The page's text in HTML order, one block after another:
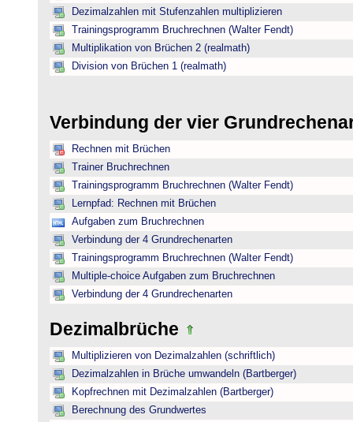
Dezimalzahlen mit Stufenzahlen multiplizieren
Trainingsprogramm Bruchrechnen (Walter Fendt)
Multiplikation von Brüchen 2 (realmath)
Division von Brüchen 1 (realmath)
Verbindung der vier
Rechnen mit Brüchen
Trainer Bruchrechnen
Trainingsprogramm Bruchrechnen (Walter Fendt)
Lernpfad: Rechnen mit Brüchen
Aufgaben zum Bruchrechnen
Verbindung der 4 Grundrechenarten
Trainingsprogramm Bruchrechnen (Walter Fendt)
Multiple-choice Aufgaben zum Bruchrechnen
Verbindung der 4 Grundrechenarten
Dezimalbrüche
Multiplizieren von Dezimalzahlen (schriftlich)
Dezimalzahlen in Brüche umwandeln (Bartberger)
Kopfrechnen mit Dezimalzahlen (Bartberger)
Berechnung des Grundwertes